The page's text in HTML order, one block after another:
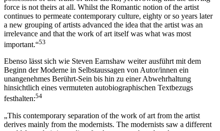
force is not theirs at all. Whilst the Romantic notion of the artist
continues to permeate contemporary culture, eighty or so years later
a new grouping of artists advanced the idea that the artist was an
irrelevance and that the work of art itself was what was most
important.“53
Ebenso lässt sich wie Steven Earnshaw weiter ausführt mit dem
Beginn der Moderne in Selbstaussagen von Autor/innen ein
unangenehmes Berührt-Sein bis hin zu einer Abwehrhaltung
hinsichtlich eines vermuteten autobiographischen Textbezugs
festhalten:54
„This contemporary separation of the work of art from the artist
derives mainly from the modernists. The modernists saw a different